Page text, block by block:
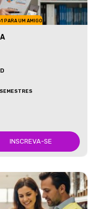
PARA UM AMIGO
INSCREVA-SE